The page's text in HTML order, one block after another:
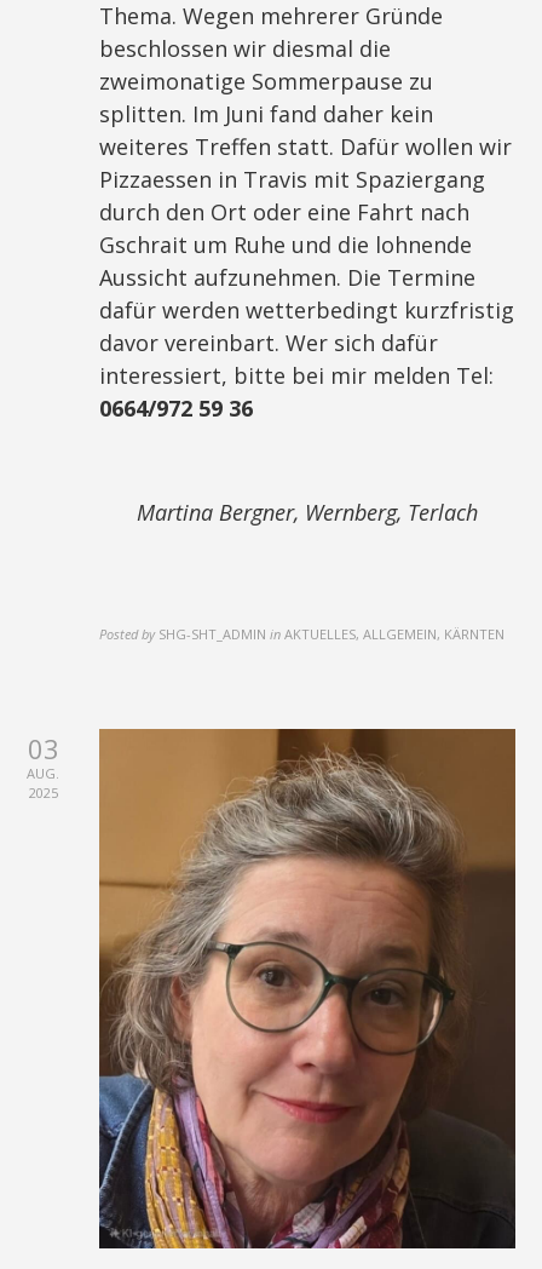
Thema. Wegen mehrerer Gründe
beschlossen wir diesmal die
zweimonatige Sommerpause zu
splitten. Im Juni fand daher kein
weiteres Treffen statt. Dafür wollen wir
Pizzaessen in Travis mit Spaziergang
durch den Ort oder eine Fahrt nach
Gschrait um Ruhe und die lohnende
Aussicht aufzunehmen. Die Termine
dafür werden wetterbedingt kurzfristig
davor vereinbart. Wer sich dafür
interessiert, bitte bei mir melden Tel:
0664/972 59 36
Martina Bergner, Wernberg, Terlach
Posted by SHG-SHT_ADMIN in AKTUELLES, ALLGEMEIN, KÄRNTEN
03
AUG.
2025